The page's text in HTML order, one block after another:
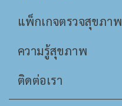
แพ็กเกจตรวจสุขภาพ
ความรู้สุขภาพ
ติดต่อเรา